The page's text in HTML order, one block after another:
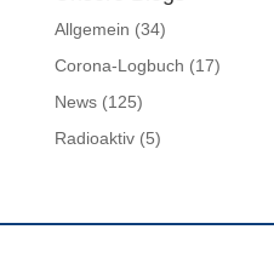
Allgemein (34)
Corona-Logbuch (17)
News(125)
Radioaktiv(5)